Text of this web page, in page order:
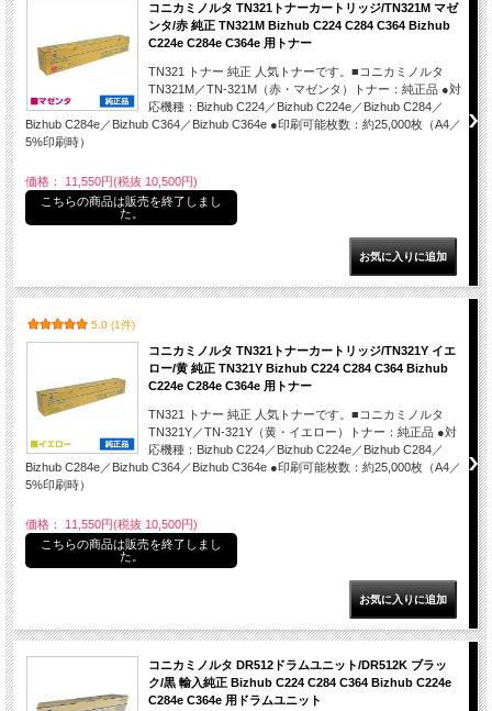
コニカミノルタ TN321トナーカートリッジ/TN321M マゼ
ンタ/赤 純正 TN321M Bizhub C224 C284 C364 Bizhub
C224e C284e C364e 用トナー
TN321 トナー 純正 人気トナーです。■コニカミノルタ
TN321M／TN-321M（赤・マゼンタ）トナー：純正品 ●対
応機種：Bizhub C224／Bizhub C224e／Bizhub C284／
Bizhub C284e／Bizhub C364／Bizhub C364e ●印刷可能枚数：約25,000枚（A4／
5%印刷時）
価格： 11,550円(税抜 10,500円)
こちらの商品は販売を終了しまし
た。
5.0 (1件)
コニカミノルタ TN321トナーカートリッジ/TN321Y イエ
ロー/黄 純正 TN321Y Bizhub C224 C284 C364 Bizhub
C224e C284e C364e 用トナー
TN321 トナー 純正 人気トナーです。■コニカミノルタ
TN321Y／TN-321Y（黄・イエロー）トナー：純正品 ●対
応機種：Bizhub C224／Bizhub C224e／Bizhub C284／
Bizhub C284e／Bizhub C364／Bizhub C364e ●印刷可能枚数：約25,000枚（A4／
5%印刷時）
価格： 11,550円(税抜 10,500円)
こちらの商品は販売を終了しまし
た。
コニカミノルタ DR512ドラムユニット/DR512K ブラッ
ク/黒 輸入純正 Bizhub C224 C284 C364 Bizhub C224e
C284e C364e 用ドラムユニット